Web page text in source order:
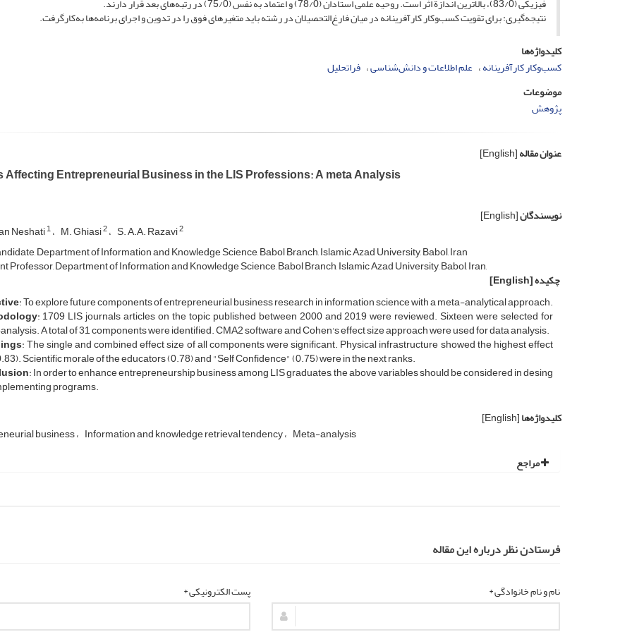
فیزیکی (83/0)، بالاترین اندازة اثر است. روحیه علمی استادان (78/0) و اعتماد به نفس (75/0) در رتبه‌های بعد قرار دارند.
نتیجه‌گیری: برای تقویت کسب‌وکار کارآفرینانه در میان فارغ‌التحصیلان در رشته باید متغیرهای فوق را در تدوین و اجرای برنامه‌ها به‌کارگرفت.
کلیدواژه‌ها
کسب‌وکار کارآفرینانه علم اطلاعات و دانش‌‌‌شناسی فراتحلیل
موضوعات
پژوهش
عنوان مقاله[English]
Affecting Entrepreneurial Business in the LIS Professions: A meta Analysis
نویسندگان[English]
Neshati1 M. Ghiasi2 S. A.A. Razavi2
Department of Information and Knowledge Science, Babol Branch, Islamic Azad University, Babol, Iran
Professor, Department of Information and Knowledge Science, Babol Branch, Islamic Azad University, Babol, Iran,
چکیده[English]
: To explore future components of entrepreneurial business research in information science with a meta-analytical approach.
: 1709 LIS journals articles on the topic published between 2000 and 2019 were reviewed. Sixteen were selected for
A total of 31 components were identified. CMA2 software and Cohen's effect size approach were used for data analysis.
: The single and combined effect size of all components were significant. Physical infrastructure showed the highest effect
Scientific morale of the educators (0.78) and "Self Confidence" (0.75) were in the next ranks.
: In order to enhance entrepreneurship business among LIS graduates, the above variables should be considered in desing
programs.
کلیدواژه‌ها[English]
business Information and knowledge retrieval tendency Meta-analysis
مراجع
فرستادن نظر درباره این مقاله
نام و نام خانوادگی * پست الکترونیکی *